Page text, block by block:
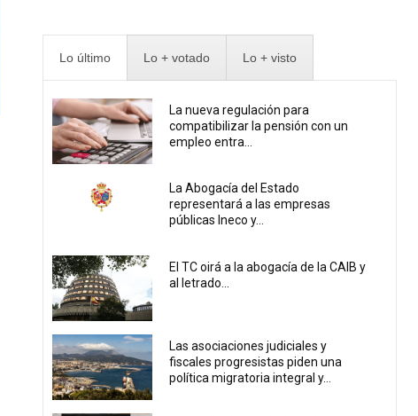
Lo último Lo + votado Lo + visto
La nueva regulación para
compatibilizar la pensión con un
empleo entra...
La Abogacía del Estado
representará a las empresas
públicas Ineco y...
El TC oirá a la abogacía de la CAIB y
al letrado...
Las asociaciones judiciales y
fiscales progresistas piden una
política migratoria integral y...